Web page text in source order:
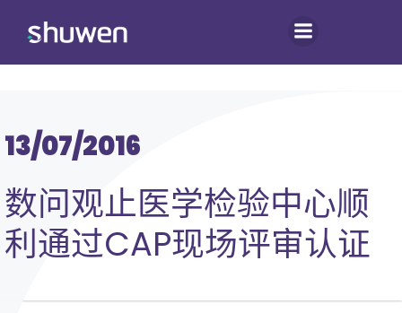
13/07/2016
数问观止医学检验中心顺
利通过CAP现场评审认证